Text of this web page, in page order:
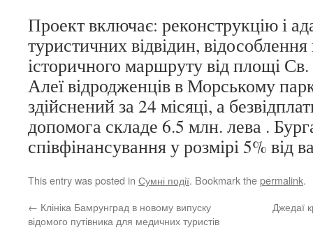
Проект включає: реконструкцію і
туристичних відвідин,
історичного маршруту від площі
Алеї відродженців в Морському
здійснений за 24 місяці, а
допомога складе 6.5 млн. лева .
співфінансування у розмірі 5% від
This entry was posted in Сумні події. Bookmark thepermalink.
← Клініка Бамрунград в новому випуску
відомого путівника для медичних туристів
Джедаї